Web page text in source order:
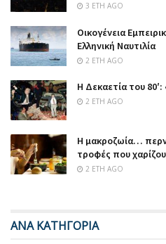
3 ΈΤΗ AGO
Οικογένεια
Ελληνική Ναυτιλία
2 ΈΤΗ AGO
Η Δεκαετία του
2 ΈΤΗ AGO
Η μακροζωία…
τροφές που
2 ΈΤΗ AGO
ΑΝΑ ΚΑΤΗΓΟΡΙΑ